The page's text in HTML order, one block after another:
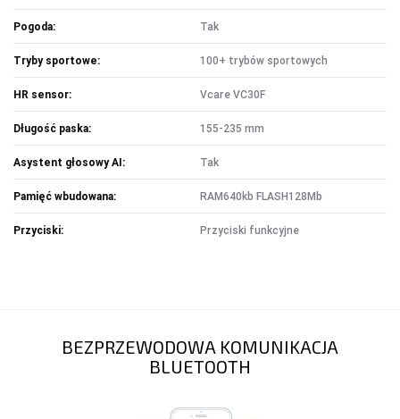
Pogoda: Tak
Tryby sportowe: 100+ trybów sportowych
HR sensor: Vcare VC30F
Długość paska: 155-235 mm
Asystent głosowy AI: Tak
Pamięć wbudowana: RAM640kb FLASH128Mb
Przyciski: Przyciski funkcyjne
BEZPRZEWODOWA KOMUNIKACJA
BLUETOOTH